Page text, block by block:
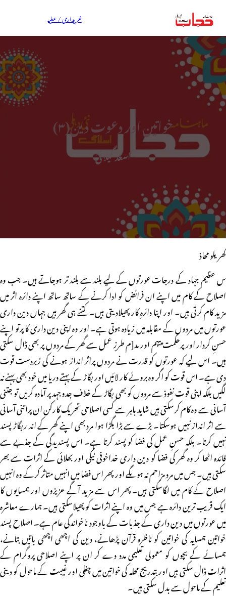
خریداری / عطیہ
خواتین اور دعوتِ دین(۳)
اسعد گیلانیؒ
گھریلو محاذ
س عظیم جہاد کے درجات عورتوں کے لیے بلند سے بلند تر ہوجاتے ہیں۔ جب وہ
اصلاح کے کام میں اپنے ان فرائض کو ادا کرنے کے ساتھ ساتھ اپنے دائرہ اثر میں
مزید کام کرتی ہیں۔ اور اپنا دائرہِ کار پھیلادیتی ہیں۔ کتنے ہی گھر ہیں جہاں دین داری
عورتوں میں مردوں کے مقابلہ میں زیادہ ہوتی ہے۔ اور وہ اپنی دین داری کا پرتو اپنے
حسنِ کردار اور پرحکمت پیہم اور مد[م طرزِ عمل سے گھر کے مردوں پر بھی ڈال سکتی
ہیں۔ اس لیے کہ عورتوں کو قدرت نے مردوں پراثر انداز ہونے کی زبردست قوت
دی ہے۔ اس قوت کو اگر وہ بروئے کار لائیں اور بگاڑ کے بہتے دریا میں خود بھی بہنے نہ
لگیں بلکہ اپنی قوت نفوذ سے مردوں کو بھی بگاڑ کے خلاف جدوجہد پر آمادہ کریں تو جتنی
آسانی سے وہ کام کرسکتی ہیں شاید باہر سے کسی اصلاحی تحریک کارکن ان پراتنی آسانی
سے اثر انداز نہیں ہوسکتا۔ بڑے سے بڑا بگڑا ہوا مرد بھی اپنے گھر کے اند ربگاڑ پسند
نہیں کرتا۔ بلکہ حسنِ عمل کی فضا کو پسند کرتا ہے۔ اس پسندیدگی کے جذبے سے
فائدہ اٹھا کر وہ گھر کی فضا کو دین داری خداخوفی نیکی اور بھلائی کے اثرات سے بھر
سکتی ہیں۔ جس میں مرد مزاحم نہ ہوںگے اور پھر اس فضا میں انہیں متاثر کرکے وہ انہیں
اصلاح کے کام میں لگاسکتی ہیں۔ پھر اس سے مزید آگے عزیزوں اور ہمسایوں کا
ایک قریب ترین دائرہ ہے جس میں وہ اپنے اثرات کو پھیلاسکتی ہیں۔ ہمارے معاشرہ
میں عورتوں میں دین داری کے جذبات کے باوجود ناخواندگی عام ہے۔ اصلاح پسند
خواتین ہمسایہ کی خواتین کو ناظرہ قرآن پڑھانے، دین کی اچھی اچھی باتیں بتانے،
ہمسائے کے بچوں کو معمولی تعلیمی مدد دے کر ان پر اپنے اصلاحی پروگرام کے
اثرات ڈال سکتی ہیں اور بتدریج محلہ کی خواتین میں چغلی اور غیبت کے ماحول کو دینی
تعلیم کے ماحول سے بدل سکتی ہیں۔